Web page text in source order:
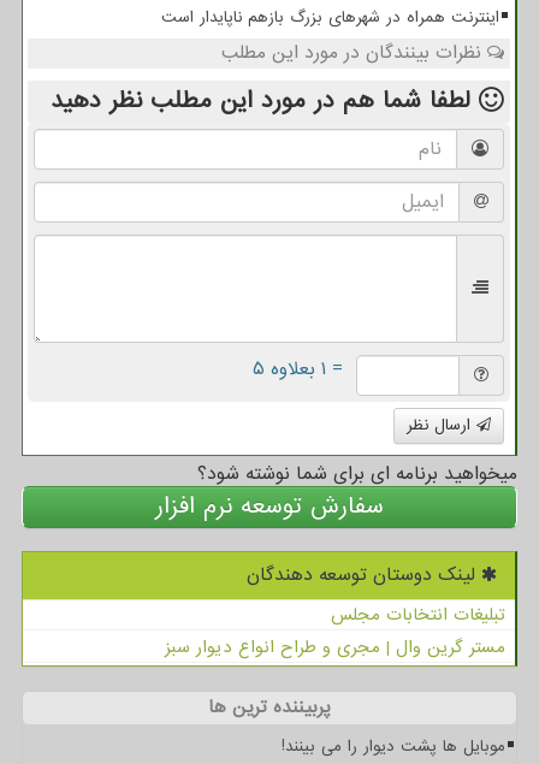
اینترنت همراه در شهرهای بزرگ بازهم ناپایدار است
نظرات بینندگان در مورد این مطلب
لطفا شما هم در مورد این مطلب نظر دهید
= ۱ بعلاوه ۵
ارسال نظر
میخواهید برنامه ای برای شما نوشته شود؟
سفارش توسعه نرم افزار
لینک دوستان توسعه دهندگان
تبلیغات انتخابات مجلس
مستر گرین وال | مجری و طراح انواع دیوار سبز
پربیننده ترین ها
موبایل ها پشت دیوار را می بینند!